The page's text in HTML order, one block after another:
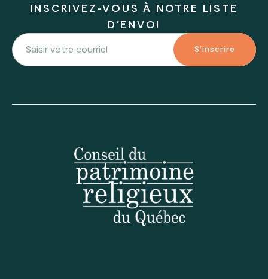
INSCRIVEZ-VOUS À NOTRE LISTE
D'ENVOI
S'inscrire